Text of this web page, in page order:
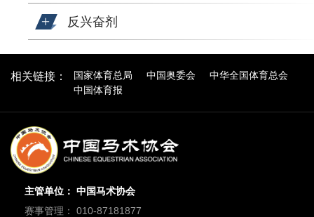
反兴奋剂
相关链接： 国家体育总局 中国奥委会
中华全国体育总会
中国体育报
主管单位： 中国马术协会
赛事管理： 010-87181877